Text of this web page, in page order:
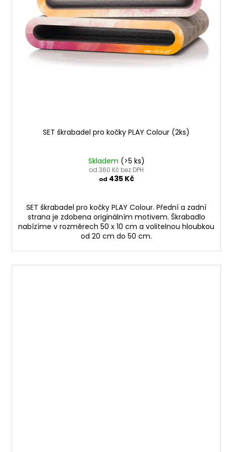
SET škrabadel pro kočky PLAY Colour (2ks)
Skladem (>5 ks)
od 360 Kč bez DPH
od 435 Kč
SET škrabadel pro kočky PLAY Colour. Přední a zadní
strana je zdobena originálním motivem. Škrabadlo
nabízíme v rozměrech 50 x 10 cm a volitelnou hloubkou
od 20 cm do 50 cm.